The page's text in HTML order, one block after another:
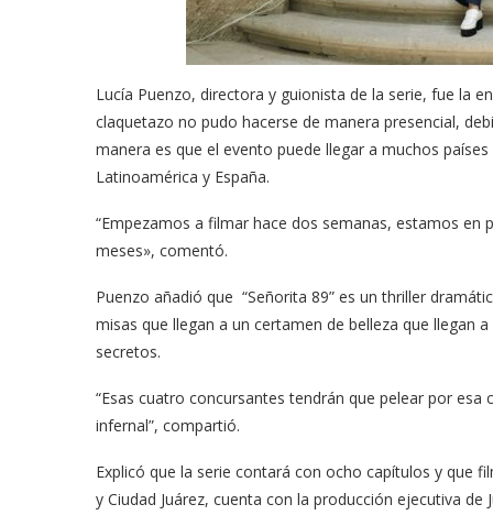
Lucía Puenzo, directora y guionista de la serie, fue la
claquetazo no pudo hacerse de manera presencial,
manera es que el evento puede llegar a muchos
Latinoamérica y España.
“Empezamos a filmar hace dos semanas, estamos
meses», comentó.
Puenzo añadió que “Señorita 89” es un thriller
misas que llegan a un certamen de belleza que llegan
secretos.
“Esas cuatro concursantes tendrán que pelear por
infernal”, compartió.
Explicó que la serie contará con ocho capítulos y que
y Ciudad Juárez, cuenta con la producción ejecutiva
habla sobre su
A former acting
CDC claims...